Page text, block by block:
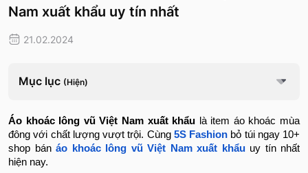
Nam xuất khẩu uy tín nhất
21.02.2024
Mục lục (Hiện)
Áo khoác lông vũ Việt Nam xuất khẩu là item áo khoác mùa
đông với chất lượng vượt trội. Cùng 5S Fashion bỏ túi ngay 10+
shop bán áo khoác lông vũ Việt Nam xuất khẩuuy tín nhất
hiện nay.